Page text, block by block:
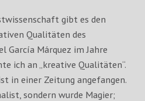
gibt es den
Qualitäten des
García Márquez im Jahre
ich an „kreative Qualitäten“.
in einer Zeitung angefangen.
sondern wurde Magier;